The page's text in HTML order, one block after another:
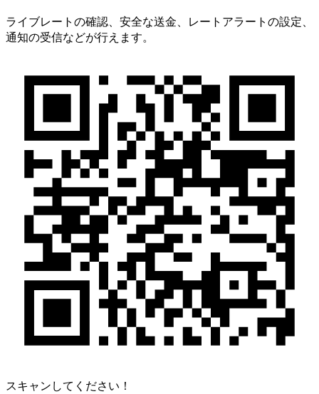
ライブレートの確認、安全な送金、レートアラートの設定、
通知の受信などが行えます。
スキャンしてください！